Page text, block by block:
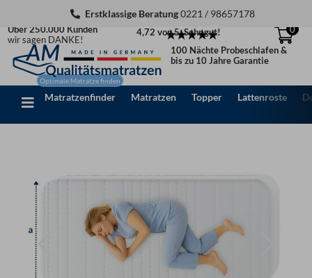
springen
Erstklassige Beratung0221 / 98657178
Über 250.000 Kunden
wir sagen DANKE!
4,72 von 5: Sehr gut!
0
100 Nächte Probeschlafen &
bis zu 10 Jahre Garantie
Matratzenfinder Matratzen Topper Lattenroste